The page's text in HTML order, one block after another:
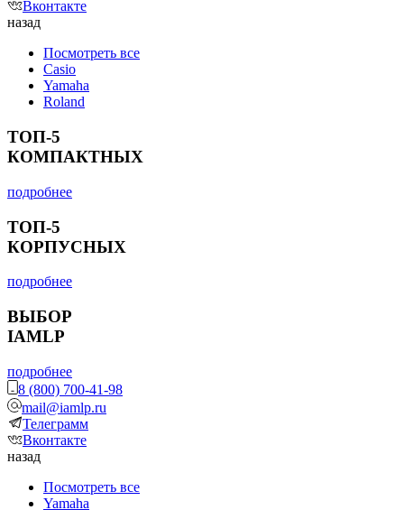
Вконтакте
назад
Посмотреть все
Casio
Yamaha
Roland
ТОП-5
КОМПАКТНЫХ
подробнее
ТОП-5
КОРПУСНЫХ
подробнее
ВЫБОР
IAMLP
подробнее
8 (800) 700-41-98
mail@iamlp.ru
Телеграмм
Вконтакте
назад
Посмотреть все
Yamaha